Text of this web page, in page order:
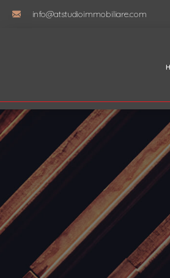
info@atstudioimmobiliare.com